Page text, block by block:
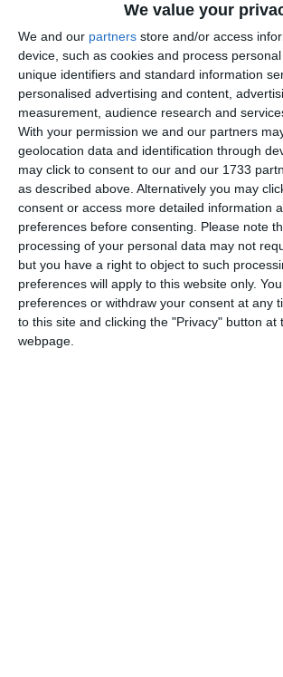
We value your
We and our partners store and/or access
device, such as cookies and process
unique identifiers and standard information
personalised advertising and content,
measurement, audience research and
With your permission we and our partners
geolocation data and identification through
may click to consent to our and our 1733
as described above. Alternatively you may
consent or access more detailed information
preferences before consenting.
Please note
processing of your personal data may not
but you have a right to object to such
preferences will apply to this website only.
preferences or withdraw your consent at any
to this site and clicking the "Privacy" button at
webpage.
COMENTARII
Nume
Email
Comentariu